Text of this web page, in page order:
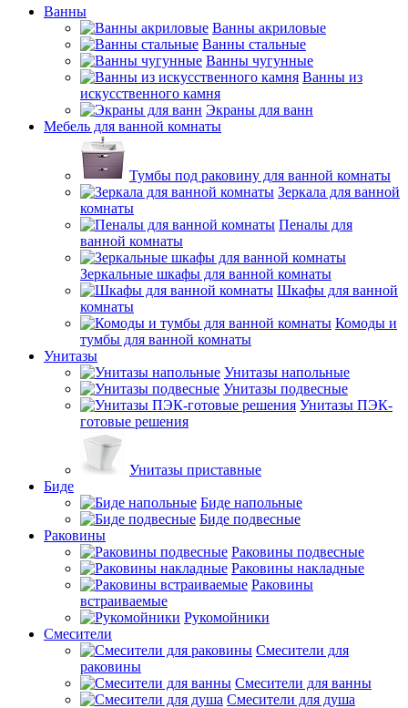
Ванны
Ванны акриловые
Ванны стальные
Ванны чугунные
Ванны из
искусственного камня
Экраны для ванн
Мебель для ванной комнаты
Тумбы под раковину для ванной комнаты
Зеркала для ванной
комнаты
Пеналы для
ванной комнаты
Зеркальные шкафы для ванной комнаты
Шкафы для ванной
комнаты
Комоды и
тумбы для ванной комнаты
Унитазы
Унитазы напольные
Унитазы подвесные
Унитазы ПЭК-
готовые решения
Унитазы приставные
Биде
Биде напольные
Биде подвесные
Раковины
Раковины подвесные
Раковины накладные
Раковины
встраиваемые
Рукомойники
Смесители
Смесители для
раковины
Смесители для ванны
Смесители для душа